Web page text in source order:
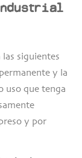
las siguientes
y la
uso que tenga
y por